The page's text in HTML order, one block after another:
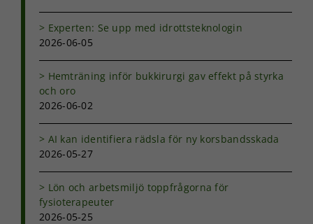
Experten: Se upp med idrottsteknologin
2026-06-05
Hemträning inför bukkirurgi gav effekt på styrka
och oro
2026-06-02
AI kan identifiera rädsla för ny korsbandsskada
2026-05-27
Lön och arbetsmiljö toppfrågorna för
fysioterapeuter
2026-05-25
Statistik
För att vi ska
funktionalitet
baserat på
hemsidan